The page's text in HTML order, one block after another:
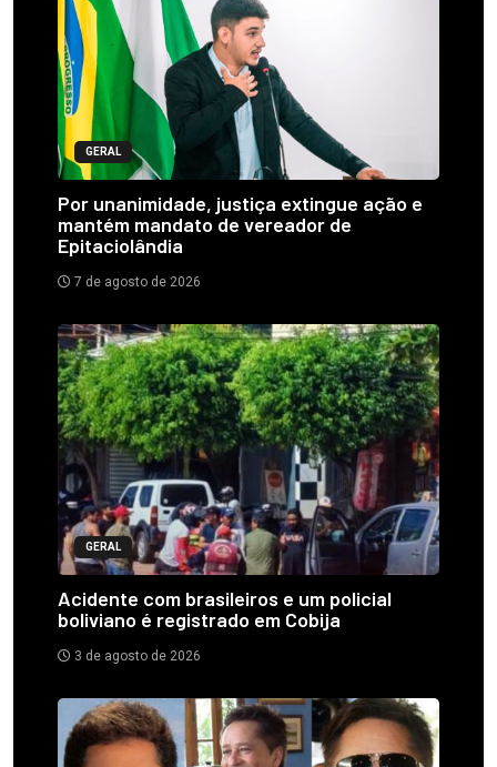
GERAL
Por unanimidade, justiça extingue ação e
mantém mandato de vereador de
Epitaciolândia
7 de agosto de 2026
GERAL
Acidente com brasileiros e um policial
boliviano é registrado em Cobija
3 de agosto de 2026